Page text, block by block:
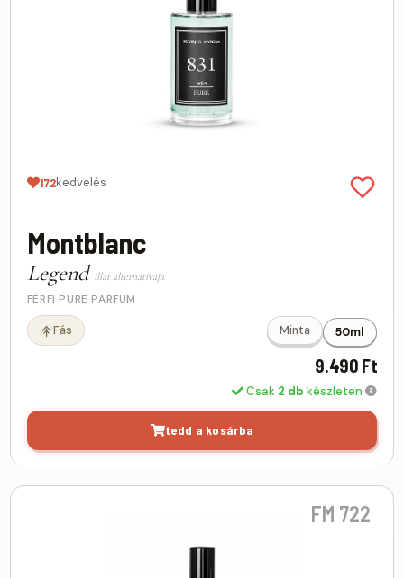
172kedvelés
Montblanc
Legend illat alternatívája
FÉRFI PURE PARFÜM
Fás Minta 50ml
9.490 Ft
Csak 2 db készleten
tedd a kosárba
FM 722